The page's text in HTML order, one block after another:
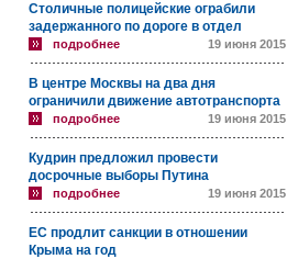
Столичные полицейские ограбили
задержанного по дороге в отдел
подробнее 19 июня 2015
В центре Москвы на два дня
ограничили движение автотранспорта
подробнее 19 июня 2015
Кудрин предложил провести
досрочные выборы Путина
подробнее 19 июня 2015
ЕС продлит санкции в отношении
Крыма на год